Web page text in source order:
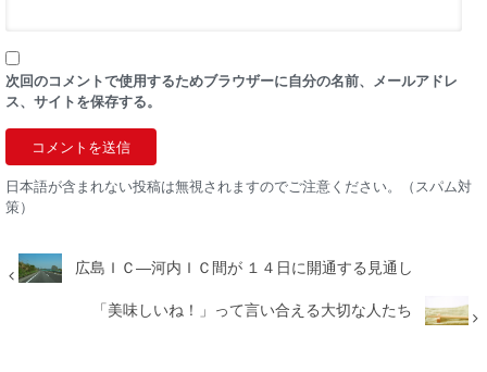
次回のコメントで使用するためブラウザーに自分の名前、メールアドレ
ス、サイトを保存する。
日本語が含まれない投稿は無視されますのでご注意ください。（スパム対
策）
広島ＩＣ―河内ＩＣ間が １４日に開通する見通し
「美味しいね！」って言い合える大切な人たち